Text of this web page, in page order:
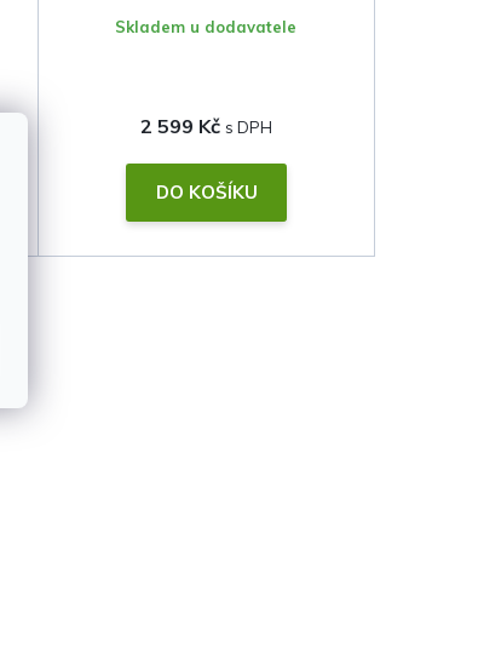
Skladem u dodavatele
2 599 Kč
DO KOŠÍKU